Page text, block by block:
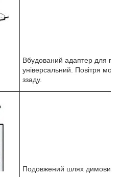
Вбудований адаптер для
універсальний. Повітря
ззаду.
Подовжений шлях димових